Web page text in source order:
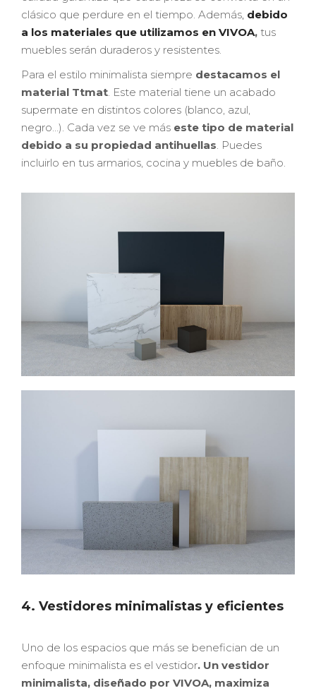
clásico que perdure en el tiempo. Además debido
a los materiales que utilizamos en VIVOA, tus
muebles serán duraderos y resistentes.
Para el estilo minimalista siempre destacamos el
material Ttmat . Este material tiene un acabado
supermate en distintos colores (blanco, azul,
negro…). Cada vez se ve más este tipo de material
debido a su propiedad antihuellas . Puedes
incluirlo en tus armarios, cocina y muebles de baño.
4. Vestidores minimalistas y eficientes
Uno de los espacios que más se benefician de un
enfoque minimalista es el vestidor. Un vestidor
minimalista, diseñado por VIVOA, maximiza